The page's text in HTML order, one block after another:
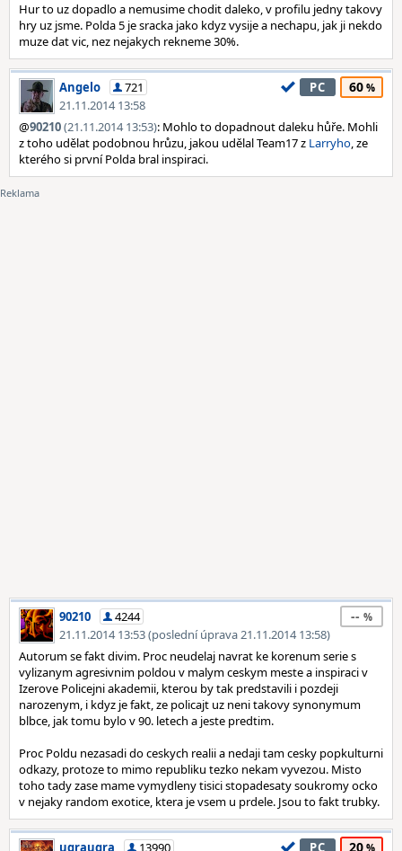
Hur to uz dopadlo a nemusime chodit daleko, v profilu jedny takovy
hry uz jsme. Polda 5 je sracka jako kdyz vysije a nechapu, jak ji nekdo
muze dat vic, nez nejakych rekneme 30%.
Angelo
721
21.11.2014 13:58
PC 60
@90210(21.11.2014 13:53): Mohlo to dopadnout daleku hůře. Mohli
z toho udělat podobnou hrůzu, jakou udělal Team17 z Larryho, ze
kterého si první Polda bral inspiraci.
90210
4244
21.11.2014 13:53 (poslední úprava 21.11.2014 13:58)
--
Autorum se fakt divim. Proc neudelaj navrat ke korenum serie s
vylizanym agresivnim poldou v malym ceskym meste a inspiraci v
Izerove Policejni akademii, kterou by tak predstavili i pozdeji
narozenym, i kdyz je fakt, ze policajt uz neni takovy synonymum
blbce, jak tomu bylo v 90. letech a jeste predtim.
Proc Poldu nezasadi do ceskych realii a nedaji tam cesky popkulturni
odkazy, protoze to mimo republiku tezko nekam vyvezou. Misto
toho tady zase mame vymydleny tisici stopadesaty soukromy ocko
v nejaky random exotice, ktera je vsem u prdele. Jsou to fakt trubky.
ugraugra 13990 PC 20